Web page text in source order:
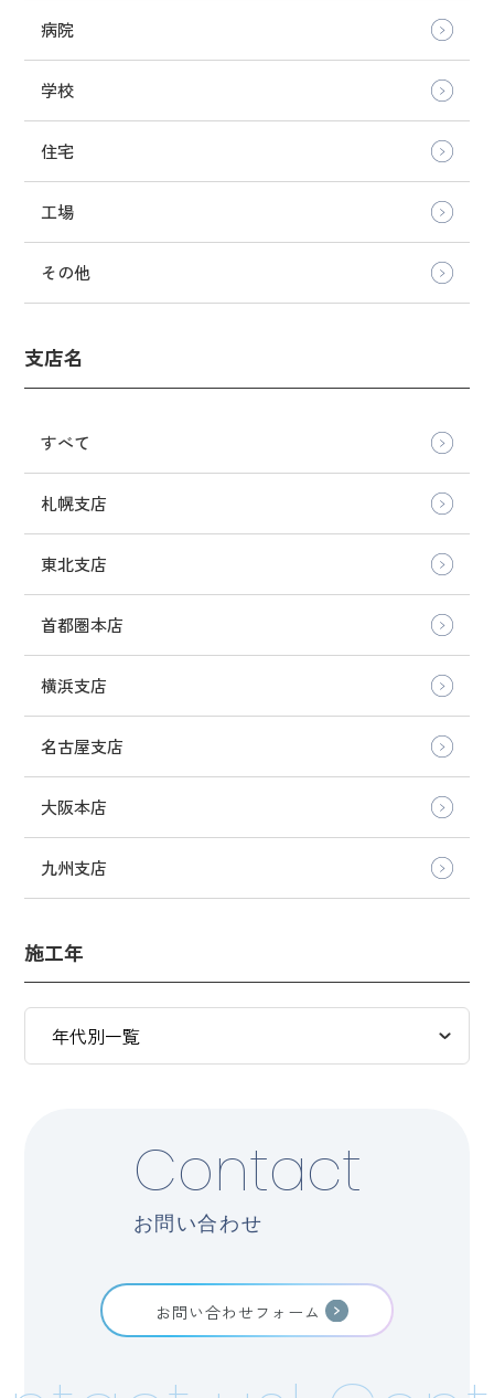
病院
学校
住宅
工場
その他
支店名
すべて
札幌支店
東北支店
首都圏本店
横浜支店
名古屋支店
大阪本店
九州支店
施工年
Contact
お問い合わせ
お問い合わせフォーム